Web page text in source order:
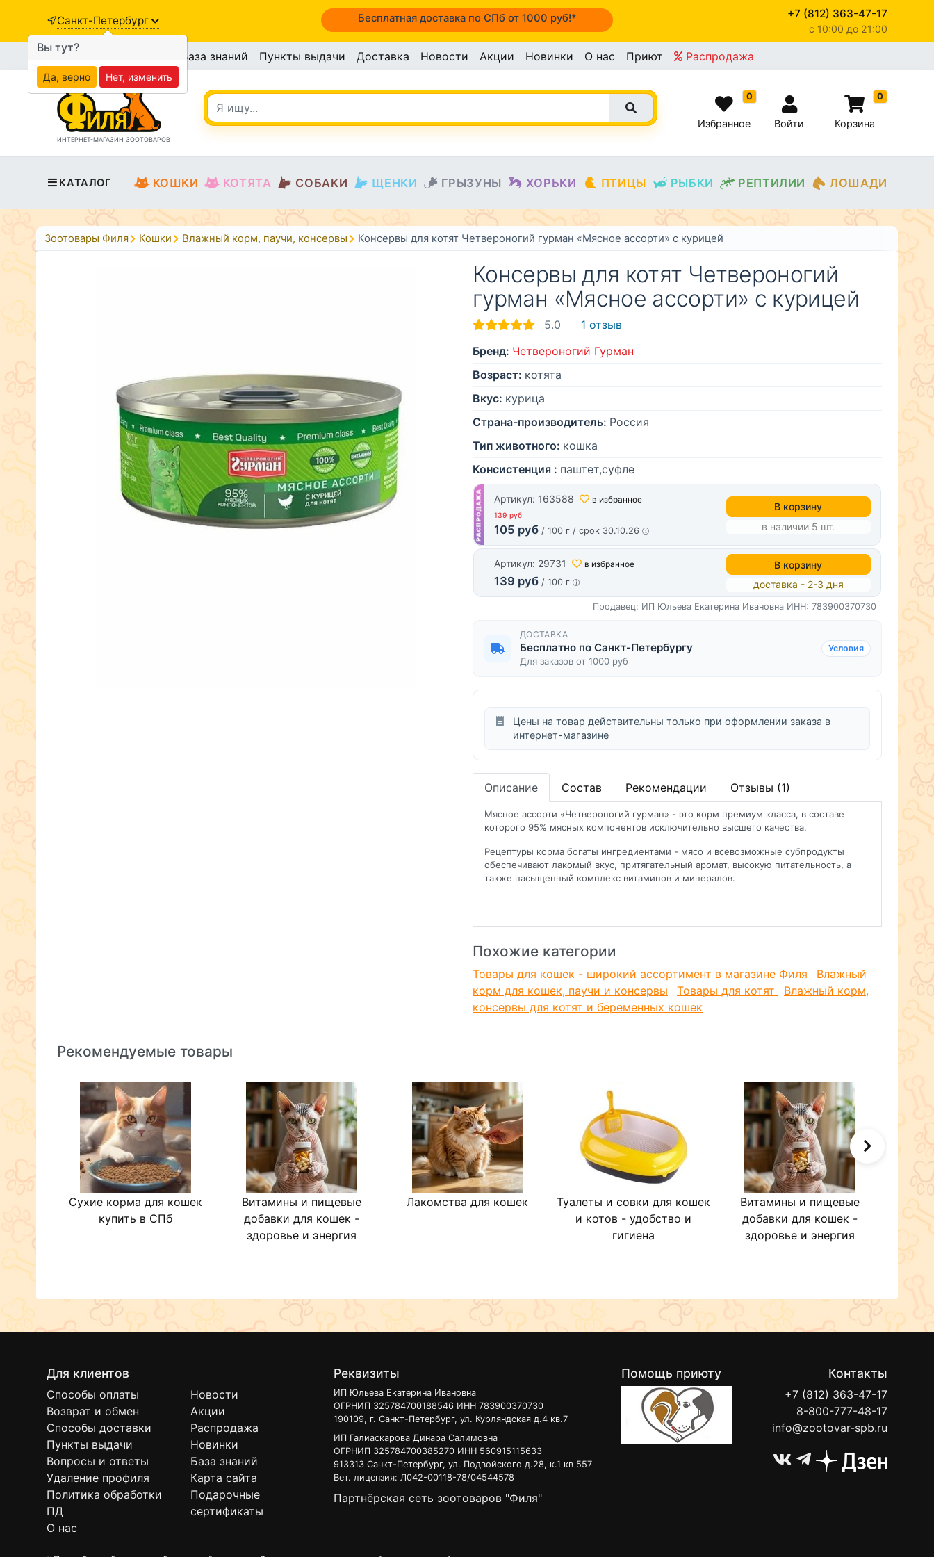
Санкт-Петербург Бесплатная доставка по СПб от 1000 руб!* +7 (812) 363-47-17
c 10:00 до 21:00
База знаний Пункты выдачи Доставка Новости Акции Новинки О нас Приют Распродажа
ИНТЕРНЕТ-МАГАЗИН ЗООТОВАРОВ
0
Избранное Войти
0
Корзина
КАТАЛОГ КОШКИ КОТЯТА СОБАКИ ЩЕНКИ ГРЫЗУНЫ ХОРЬКИ ПТИЦЫ РЫБКИ РЕПТИЛИИ ЛОШАДИ
Зоотовары Филя Кошки Влажный корм, паучи, консервы Консервы для котят Четвероногий гурман «Мясное ассорти» с курицей
Консервы для котят Четвероногий
гурман «Мясное ассорти» с курицей
5.0
1 отзыв
Бренд: Четвероногий Гурман
Возраст: котята
Вкус: курица
Страна-производитель: Россия
Тип животного: кошка
Консистенция : паштет,суфле
Артикул: 163588 в избранное
139 руб
105 руб / 100 г / срок 30.10.26
В корзину
в наличии 5 шт.
Артикул: 29731 в избранное
139 руб / 100 г
В корзину
доставка - 2-3 дня
Продавец: ИП Юльева Екатерина Ивановна ИНН: 783900370730
ДОСТАВКА
Бесплатно по Санкт-Петербургу
Для заказов от 1000 руб
Условия
Цены на товар действительны только при оформлении заказа в
интернет-магазине
Описание Состав Рекомендации Отзывы (1)
Мясное ассорти «Четвероногий гурман» - это корм премиум класса, в составе
которого 95% мясных компонентов исключительно высшего качества.
Рецептуры корма богаты ингредиентами - мясо и всевозможные субпродукты
обеспечивают лакомый вкус, притягательный аромат, высокую питательность, а
также насыщенный комплекс витаминов и минералов.
Похожие категории
Товары для кошек - широкий ассортимент в магазине Филя
Влажный
корм для кошек, паучи и консервы
Товары для котят
Влажный корм,
консервы для котят и беременных кошек
Рекомендуемые товары
Сухие корма для кошек
купить в СПб
Витамины и пищевые
добавки для кошек -
здоровье и энергия
Лакомства для кошек
Туалеты и совки для кошек
и котов - удобство и
гигиена
Витамины и пищевые
добавки для кошек -
здоровье и энергия
Для клиентов
Способы оплаты
Возврат и обмен
Способы доставки
Пункты выдачи
Вопросы и ответы
Удаление профиля
Политика обработки
ПД
О нас
Новости
Акции
Распродажа
Новинки
База знаний
Карта сайта
Подарочные
сертификаты
Реквизиты
ИП Юльева Екатерина Ивановна
ОГРНИП 325784700188546 ИНН 783900370730
190109, г. Санкт-Петербург, ул. Курляндская д.4 кв.7
ИП Галиаскарова Динара Салимовна
ОГРНИП 325784700385270 ИНН 560915115633
913313 Санкт-Петербург, ул. Подвойского д.28, к.1 кв 557
Вет. лицензия: Л042-00118-78/04544578
Партнёрская сеть зоотоваров "Филя"
Помощь приюту Контакты
+7 (812) 363-47-17
8-800-777-48-17
info@zootovar-spb.ru
Вы тут?
Да, верно Нет, изменить